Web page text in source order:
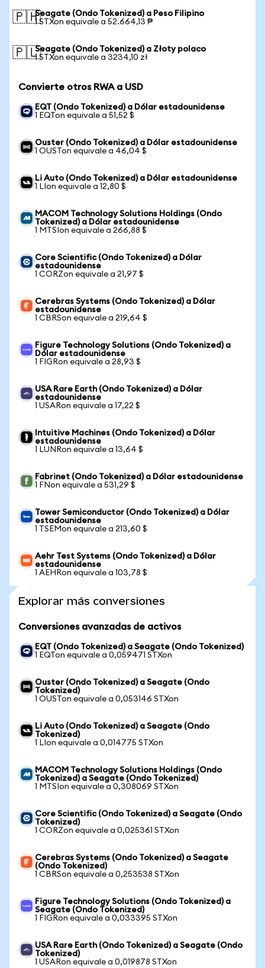
🇵🇭Seagate (Ondo Tokenized) a Peso Filipino
1 STXon equivale a 52.664,13 ₱
🇵🇱Seagate (Ondo Tokenized) a Złoty polaco
1 STXon equivale a 3234,10 zł
Convierte otros RWA a USD
EQT (Ondo Tokenized) a Dólar estadounidense
1 EQTon equivale a 51,52 $
Ouster (Ondo Tokenized) a Dólar estadounidense
1 OUSTon equivale a 46,04 $
Li Auto (Ondo Tokenized) a Dólar estadounidense
1 LIon equivale a 12,80 $
MACOM Technology Solutions Holdings (Ondo
Tokenized) a Dólar estadounidense
1 MTSIon equivale a 266,88 $
Core Scientific (Ondo Tokenized) a Dólar
estadounidense
1 CORZon equivale a 21,97 $
Cerebras Systems (Ondo Tokenized) a Dólar
estadounidense
1 CBRSon equivale a 219,64 $
Figure Technology Solutions (Ondo Tokenized) a
Dólar estadounidense
1 FIGRon equivale a 28,93 $
USA Rare Earth (Ondo Tokenized) a Dólar
estadounidense
1 USARon equivale a 17,22 $
Intuitive Machines (Ondo Tokenized) a Dólar
estadounidense
1 LUNRon equivale a 13,64 $
Fabrinet (Ondo Tokenized) a Dólar estadounidense
1 FNon equivale a 531,29 $
Tower Semiconductor (Ondo Tokenized) a Dólar
estadounidense
1 TSEMon equivale a 213,60 $
Aehr Test Systems (Ondo Tokenized) a Dólar
estadounidense
1 AEHRon equivale a 103,78 $
Explorar más conversiones
Conversiones avanzadas de activos
EQT (Ondo Tokenized) a Seagate (Ondo Tokenized)
1 EQTon equivale a 0,059471 STXon
Ouster (Ondo Tokenized) a Seagate (Ondo
Tokenized)
1 OUSTon equivale a 0,053146 STXon
Li Auto (Ondo Tokenized) a Seagate (Ondo
Tokenized)
1 LIon equivale a 0,014775 STXon
MACOM Technology Solutions Holdings (Ondo
Tokenized) a Seagate (Ondo Tokenized)
1 MTSIon equivale a 0,308069 STXon
Core Scientific (Ondo Tokenized) a Seagate (Ondo
Tokenized)
1 CORZon equivale a 0,025361 STXon
Cerebras Systems (Ondo Tokenized) a Seagate
(Ondo Tokenized)
1 CBRSon equivale a 0,253538 STXon
Figure Technology Solutions (Ondo Tokenized) a
Seagate (Ondo Tokenized)
1 FIGRon equivale a 0,033395 STXon
USA Rare Earth (Ondo Tokenized) a Seagate (Ondo
Tokenized)
1 USARon equivale a 0,019878 STXon